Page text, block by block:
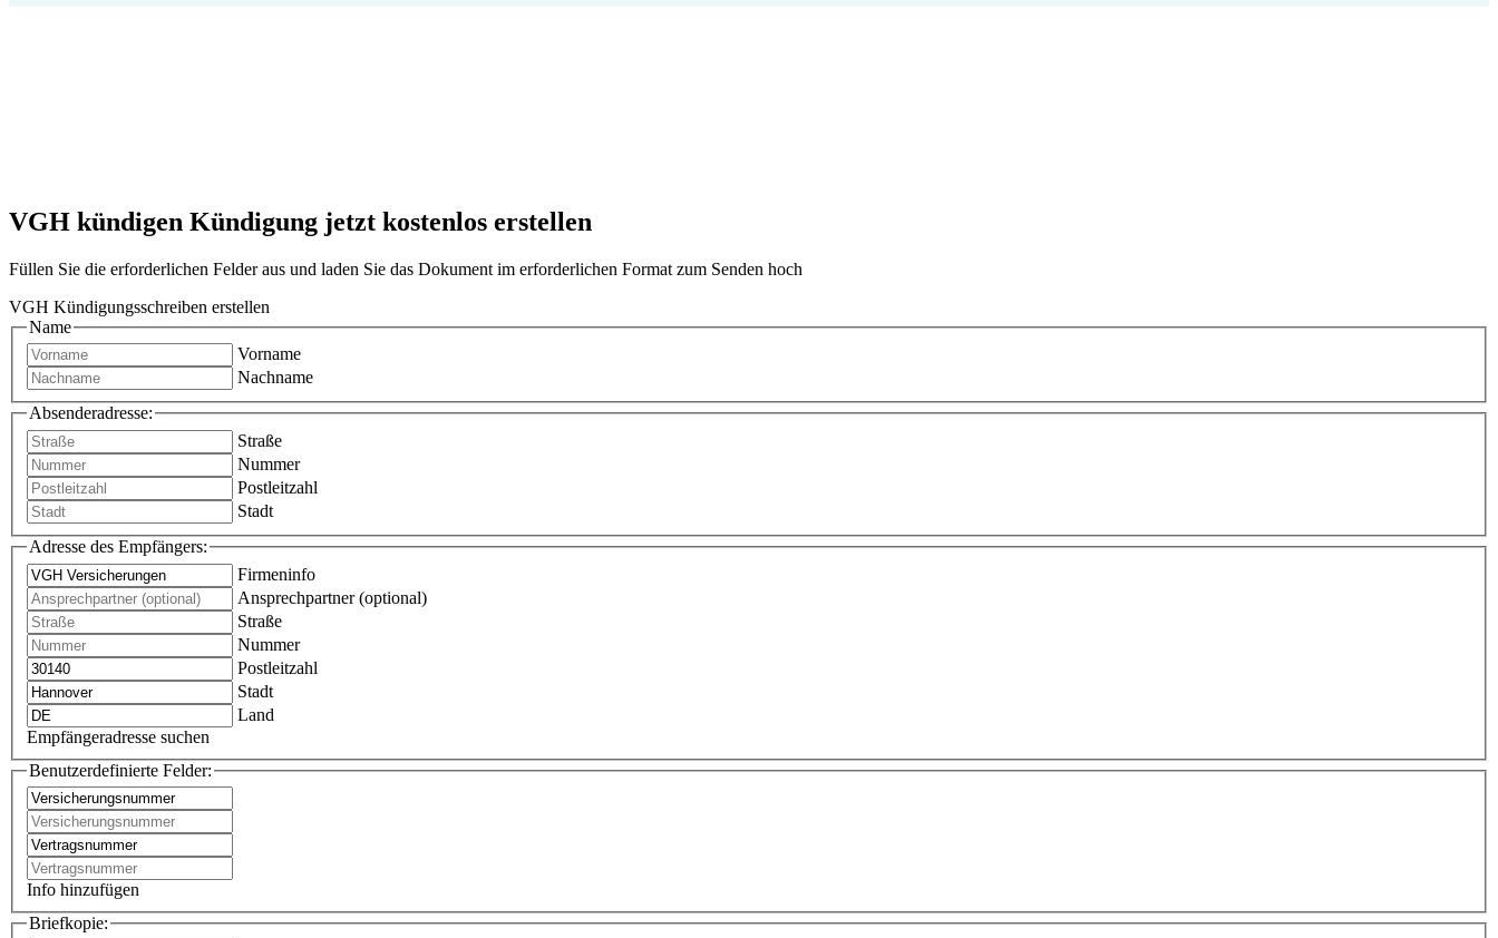
VGH kündigen Kündigung jetzt kostenlos erstellen
Füllen Sie die erforderlichen Felder aus und laden Sie das Dokument im erforderlichen Format zum Senden hoch
VGH Kündigungsschreiben erstellen
Name
Vorname
Nachname
Absenderadresse:
Straße
Nummer
Postleitzahl
Stadt
Adresse des Empfängers:
Firmeninfo
Ansprechpartner (optional)
Straße
Nummer
Postleitzahl
Stadt
Land
Empfängeradresse suchen
Benutzerdefinierte Felder:
Info hinzufügen
Briefkopie: